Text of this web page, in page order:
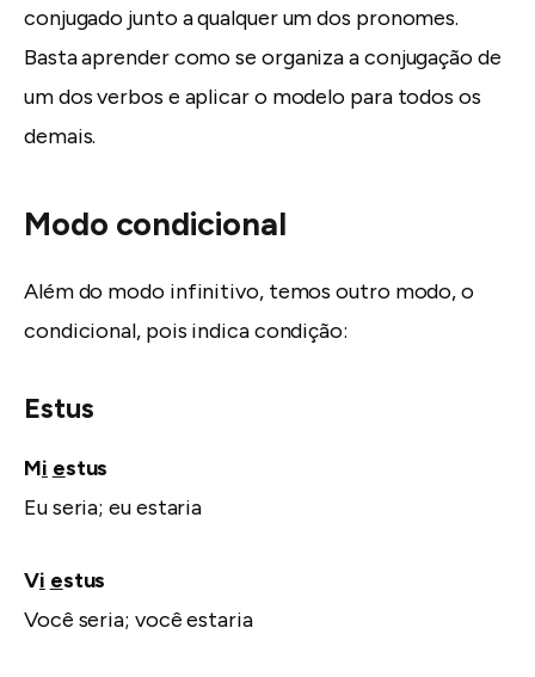
conjugado junto a qualquer um dos pronomes.
Basta aprender como se organiza a conjugação de
um dos verbos e aplicar o modelo para todos os
demais.
Modo condicional
Além do modo infinitivo, temos outro modo, o
condicional, pois indica condição:
Estus
Mi estus
Eu seria; eu estaria
Vi estus
Você seria; você estaria